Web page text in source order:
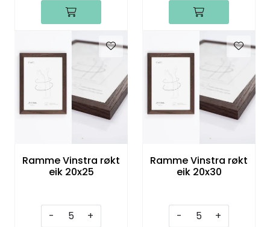
Ramme Vinstra røkt
eik 20x25
- +
Ramme Vinstra røkt
eik 20x30
- +